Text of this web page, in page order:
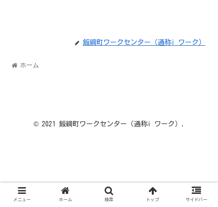
飯綱町ワークセンター（通称i ワーク）
ホーム
© 2021 飯綱町ワークセンター（通称i ワーク）.
メニュー ホーム 検索 トップ サイドバー